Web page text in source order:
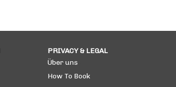
PRIVACY & LEGAL
Über uns
How To Book